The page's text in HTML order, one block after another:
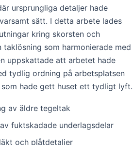
ursprungliga detaljer hade
sätt. I detta arbete lades
kring skorsten och
som harmonierade med
uppskattade att arbetet hade
tydlig ordning på arbetsplatsen
hade gett huset ett tydligt lyft.
av äldre tegeltak
fuktskadade underlagsdelar
och plåtdetaljer